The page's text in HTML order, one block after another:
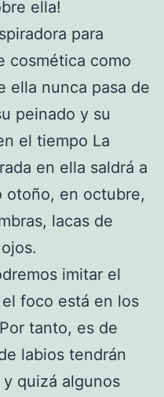
ella!
para
cosmética como
ella nunca pasa de
peinado y su
el tiempo La
en ella saldrá a
otoño, en octubre,
lacas de
imitar el
foco está en los
tanto, es de
labios tendrán
quizá algunos